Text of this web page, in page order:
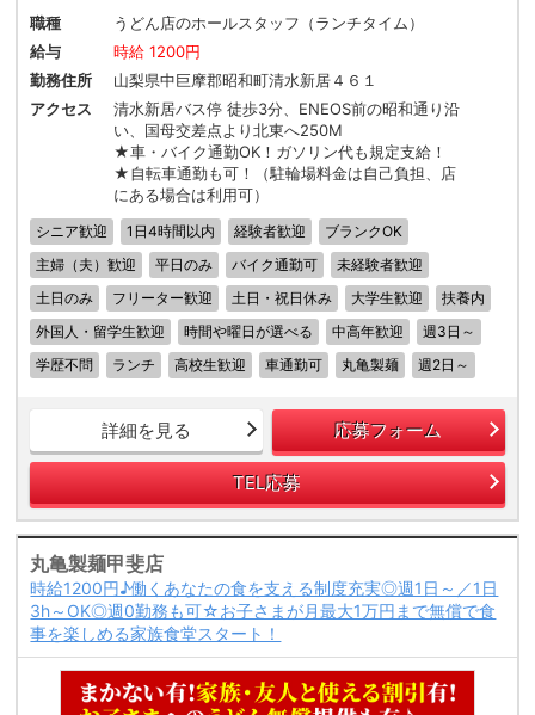
職種
うどん店のホールスタッフ（ランチタイム）
給与
時給 1200円
勤務住所
山梨県中巨摩郡昭和町清水新居４６１
アクセス
清水新居バス停 徒歩3分、ENEOS前の昭和通り沿
い、国母交差点より北東へ250M
★車・バイク通勤OK！ガソリン代も規定支給！
★自転車通勤も可！（駐輪場料金は自己負担、店
にある場合は利用可）
シニア歓迎 1日4時間以内 経験者歓迎
ブランクOK
主婦（夫）歓迎
平日のみ バイク通勤可
未経験者歓迎
土日のみ
フリーター歓迎 土日・祝日休み 大学生歓迎
扶養内
外国人・留学生歓迎
時間や曜日が選べる 中高年歓迎
週3日～
学歴不問
ランチ 高校生歓迎 車通勤可 丸亀製麺 週2日～
詳細を見る 応募フォーム
TEL応募
丸亀製麺甲斐店
時給1200円♪働くあなたの食を支える制度充実◎週1日～／1日
3h～OK◎週0勤務も可☆お子さまが月最大1万円まで無償で食
事を楽しめる家族食堂スタート！